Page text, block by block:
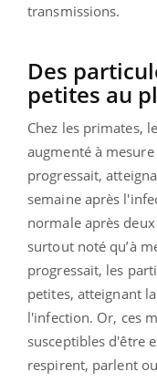
transmissions.
Des
petites au
Chez les primates,
augmenté à
progressait,
semaine après
normale après
surtout noté qu’à
progressait, les
petites, atteignant
l'infection. Or, ces
susceptibles d'être
respirent, parlent